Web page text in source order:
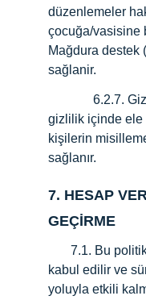
düzenlemeler
çocuğa/vasisine
Mağdura destek
sağlanir.
              6.2.7.
gizlilik içinde ele
kişilerin
sağlanır.
7. HESAP
GEÇİRME
kabul edilir ve
yoluyla etkili